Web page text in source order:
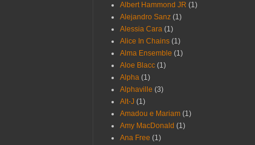
Albert Hammond JR (1)
Alejandro Sanz (1)
Alessia Cara (1)
Alice In Chains (1)
Alma Ensemble (1)
Aloe Blacc (1)
Alpha (1)
Alphaville (3)
Alt-J (1)
Amadou e Mariam (1)
Amy MacDonald (1)
Ana Free (1)